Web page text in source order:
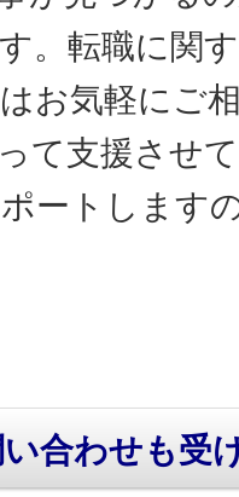
。転職に関
お気軽にご
て支援させ
ートします
合わせも受